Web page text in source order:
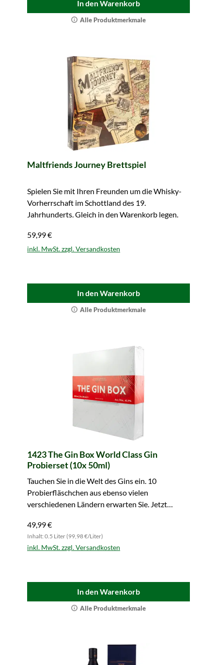
In den Warenkorb
Alle Produktmerkmale
Maltfriends Journey Brettspiel
Spielen Sie mit Ihren Freunden um die Whisky-
Vorherrschaft im Schottland des 19.
Jahrhunderts. Gleich in den Warenkorb legen.
59,99 €
inkl. MwSt. zzgl. Versandkosten
In den Warenkorb
Alle Produktmerkmale
1423 The Gin Box World Class Gin
Probierset (10x 50ml)
Tauchen Sie in die Welt des Gins ein. 10
Probierfläschchen aus ebenso vielen
verschiedenen Ländern erwarten Sie. Jetzt
49,99 €
Inhalt: 0.5 Liter (99,98 €/Liter)
inkl. MwSt. zzgl. Versandkosten
In den Warenkorb
Alle Produktmerkmale